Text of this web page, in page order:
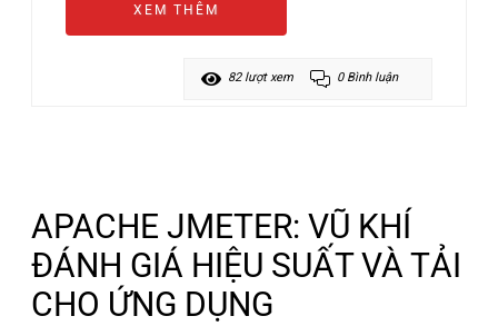
XEM THÊM
82 lượt xem 0 Bình luận
APACHE JMETER: VŨ KHÍ
ĐÁNH GIÁ HIỆU SUẤT VÀ TẢI
CHO ỨNG DỤNG